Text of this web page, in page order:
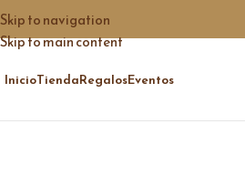
Skip to navigation
Skip to main content
InicioTiendaRegalosEventos